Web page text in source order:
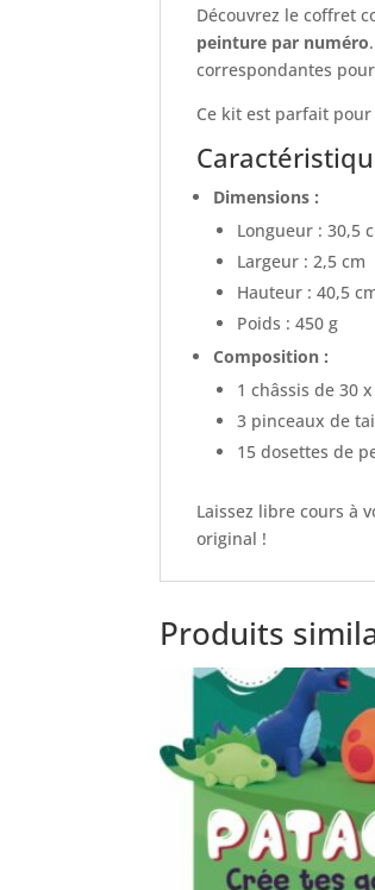
Découvrez le coffret
peinture par numéro
correspondantes
Ce kit est parfait
Dimensions :
Longueur : 30,5
Largeur : 2,5 cm
Hauteur : 40,5
Poids : 450 g
Composition :
1 châssis de 30
3 pinceaux de
15 dosettes de
Laissez libre cours à
original !
Produits